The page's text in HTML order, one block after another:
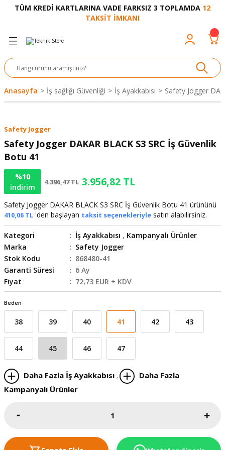
TÜM KREDİ KARTLARINA VADE FARKSIZ 3 TOPLAMDA 12
TAKSİT İMKANI
Geri Dön
Siperlik
Geri Dön
Bot
Geri Dön
ve Aksesuar
Makinesi
Geri Dön
Makinesi
Geri Dön
Geri Dön
Bantlar
Geri Dön
Geri Dön
ve Ürünleri
Cobot
Geri Dön
ve Aksesuarı
Anasayfa İş sağlığı Güvenliği İş Ayakkabısı Safety Jogger
Safety Jogger
Safety Jogger DAKAR BLACK S3 SRC İş Güvenlik
Botu 41
%10
indirim
4.396,47 TL 3.956,82 TL
Safety Jogger DAKAR BLACK S3 SRC İş Güvenlik Botu 41 ürününü
410,06 TL 'den başlayan taksit seçenekleriyle satın alabilirsiniz.
Kategori İş Ayakkabısı , Kampanyalı Ürünler
Marka
Safety Jogger
Stok Kodu
868480-41
Garanti Süresi
6 Ay
Fiyat
72,73 EUR + KDV
Beden
38 39 40 41 42 43
44 45 46 47
Daha Fazla İş Ayakkabısı ,
Daha Fazla
Kampanyalı Ürünler